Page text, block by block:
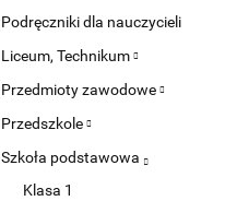
Podręczniki dla nauczycieli
Liceum, Technikum
Przedmioty zawodowe
Przedszkole
Szkoła podstawowa
Klasa 1